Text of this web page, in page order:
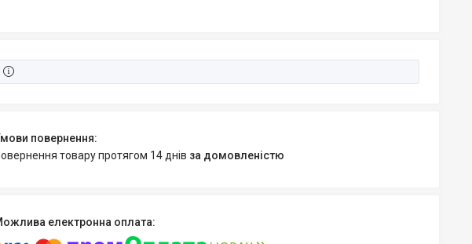
повернення товару протягом 14 днів за домовленістю